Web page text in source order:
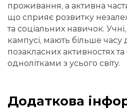
проживання, а активна
що сприяє розвитку
та соціальних навичок.
кампусі, мають більше часу
позакласних активностях та
однолітками з усього світу.
Додаткова